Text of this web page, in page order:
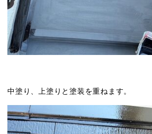
中塗り、上塗りと塗装を重ねます。